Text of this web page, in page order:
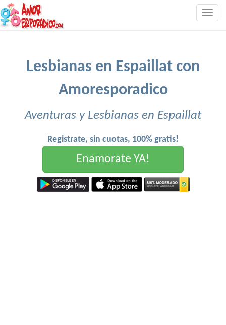
Lesbianas en Espaillat con
Amoresporadico
Aventuras y Lesbianas en Espaillat
Registrate, sin cuotas, 100% gratis!
Enamorate YA!